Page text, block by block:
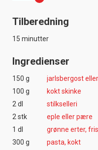
Tilberedning
15 minutter
Ingredienser
150 g
jarlsbergost
100 g
kokt skinke
2 dl
stilkselleri
2 stk
eple eller pære
1 dl
grønne erter,
300 g
pasta, kokt